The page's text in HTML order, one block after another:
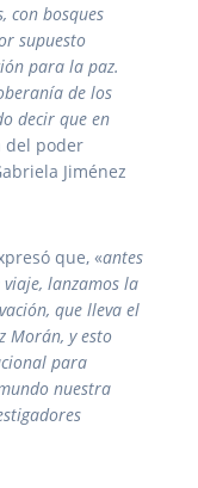
con bosques
supuesto
para la paz.
de los
decir que en
del poder
Jiménez
que, «antes
lanzamos la
que lleva el
Morán, y esto
para
nuestra